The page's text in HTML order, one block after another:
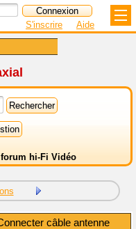
S'inscrire Aide
forum hi-Fi Vidéo
câble antenne